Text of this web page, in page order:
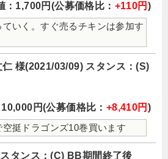
：1,700円(公募価格比： +110円 )
いく。すぐ売るチキンは参加す
様(2021/03/09) スタンス：(S)
円(公募価格比： +8,410円 )
挺ドラゴンズ10巻買います
タンス：(C) BB期間終了後